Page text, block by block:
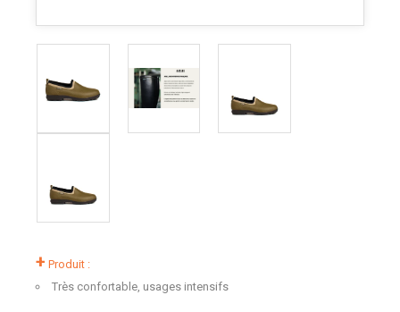
+ Produit :
Très confortable, usages intensifs